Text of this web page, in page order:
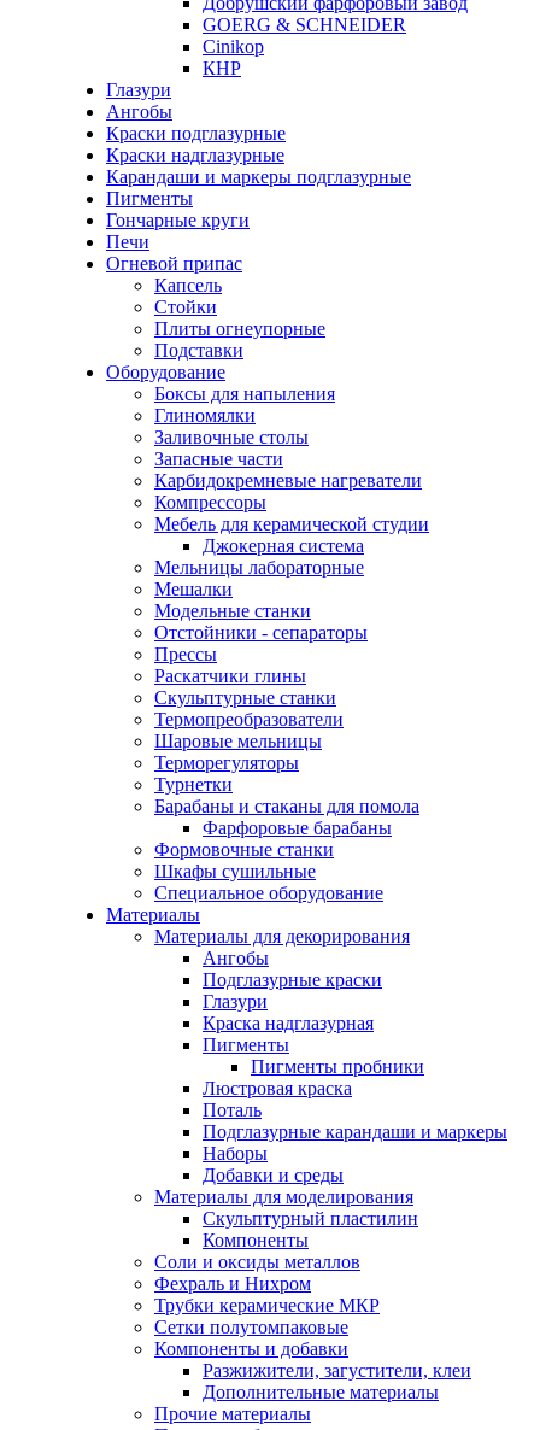
GOERG & SCHNEIDER
Cinikop
КНР
Глазури
Ангобы
Краски подглазурные
Краски надглазурные
Карандаши и маркеры подглазурные
Пигменты
Гончарные круги
Печи
Огневой припас
Капсель
Стойки
Плиты огнеупорные
Подставки
Оборудование
Боксы для напыления
Глиномялки
Заливочные столы
Запасные части
Карбидокремневые нагреватели
Компрессоры
Мебель для керамической студии
Джокерная система
Мельницы лабораторные
Мешалки
Модельные станки
Отстойники - сепараторы
Прессы
Раскатчики глины
Скульптурные станки
Термопреобразователи
Шаровые мельницы
Терморегуляторы
Турнетки
Барабаны и стаканы для помола
Фарфоровые барабаны
Формовочные станки
Шкафы сушильные
Специальное оборудование
Материалы
Материалы для декорирования
Ангобы
Подглазурные краски
Глазури
Краска надглазурная
Пигменты
Пигменты пробники
Люстровая краска
Поталь
Подглазурные карандаши и маркеры
Наборы
Добавки и среды
Материалы для моделирования
Скульптурный пластилин
Компоненты
Соли и оксиды металлов
Фехраль и Нихром
Трубки керамические МКР
Сетки полутомпаковые
Компоненты и добавки
Разжижители, загустители, клеи
Дополнительные материалы
Прочие материалы